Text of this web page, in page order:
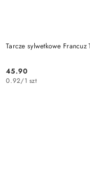
Tarcze sylwetkowe Francuz
Cena:
45.90
0.92/1 szt